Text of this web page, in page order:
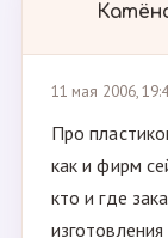
11 мая 2006,
Про
как и фирм
кто и где